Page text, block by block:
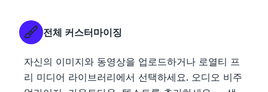
전체 커스터마이징
자신의 이미지와 동영상을 업로드하거나 로열티 프
리 미디어 라이브러리에서 선택하세요. 오디오 비주